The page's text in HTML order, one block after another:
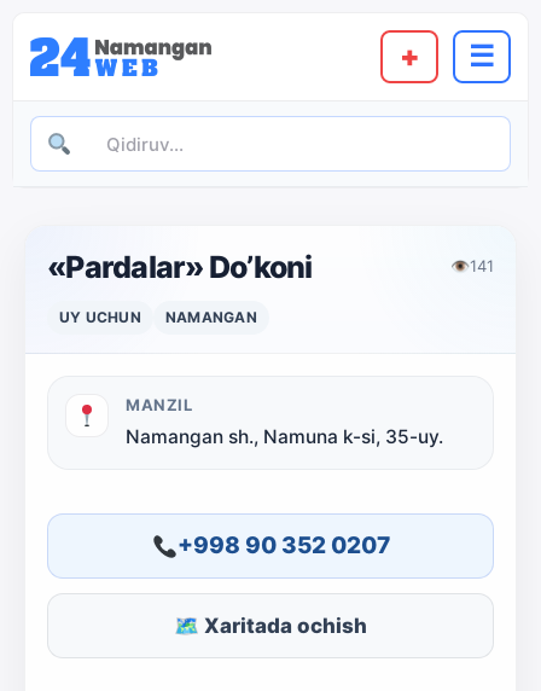
+ ☰
«Pardalar» Do’koni 👁141
UY UCHUN NAMANGAN
MANZIL
Namangan sh., Namuna k-si, 35-uy.
+998 90 352 0207
🗺 Xaritada ochish